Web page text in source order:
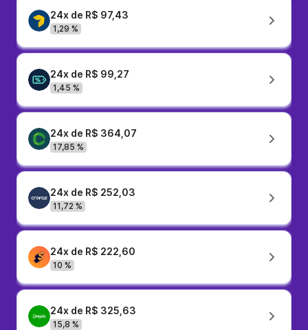
24x de R$ 97,43
1,29 %
24x de R$ 99,27
1,45 %
24x de R$ 364,07
17,85 %
24x de R$ 252,03
11,72 %
24x de R$ 222,60
10 %
24x de R$ 325,63
15,8 %